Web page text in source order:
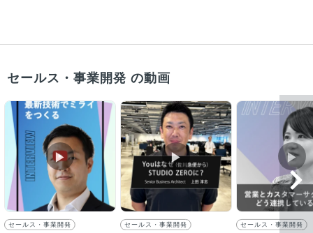
セールス・事業開発 の動画
▶︎
セールス・事業開発
▶︎
セールス・事業開発
▶︎
セールス・事業開発